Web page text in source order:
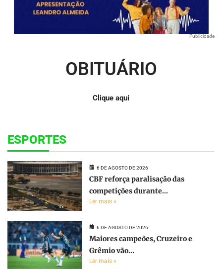
Publicidade
OBITUÁRIO
Clique aqui
ESPORTES
6 DE AGOSTO DE 2026
CBF reforça paralisação das
competições durante...
Ler mais »
6 DE AGOSTO DE 2026
Maiores campeões, Cruzeiro e
Grêmio vão...
Ler mais »